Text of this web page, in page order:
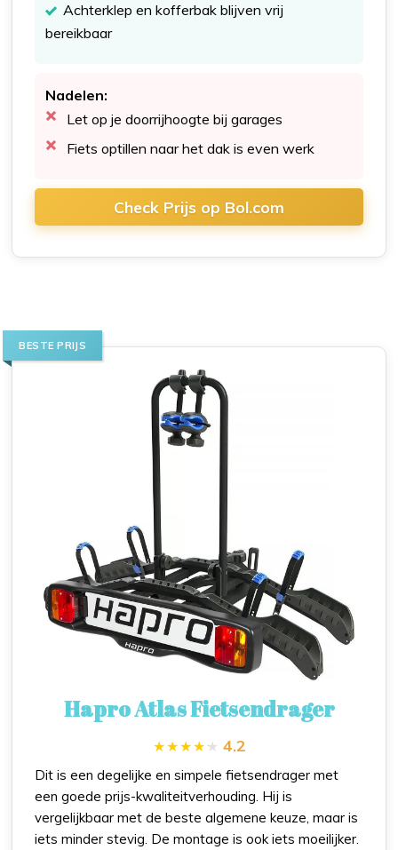
Achterklep en kofferbak blijven vrij
bereikbaar
Nadelen:
Let op je doorrijhoogte bij garages
Fiets optillen naar het dak is even werk
Check Prijs op Bol.com
BESTE PRIJS
Hapro Atlas Fietsendrager
4.2
Dit is een degelijke en simpele fietsendrager met
een goede prijs-kwaliteitverhouding. Hij is
vergelijkbaar met de beste algemene keuze, maar is
iets minder stevig. De montage is ook iets moeilijker.